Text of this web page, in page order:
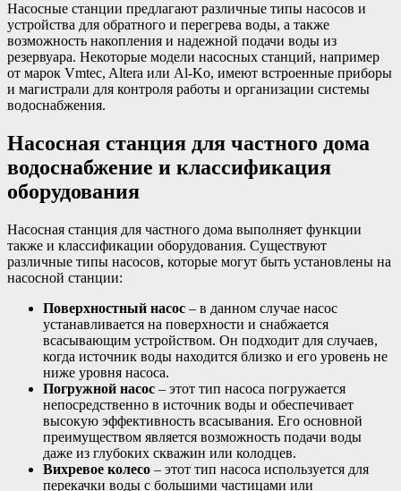
Насосные станции предлагают различные типы насосов и
устройства для обратного и перегрева воды, а также
возможность накопления и надежной подачи воды из
резервуара. Некоторые модели насосных станций, например
от марок Vmtec, Altera или Al-Ko, имеют встроенные приборы
и магистрали для контроля работы и организации системы
водоснабжения.
Насосная станция для частного дома
водоснабжение и классификация
оборудования
Насосная станция для частного дома выполняет функции
также и классификации оборудования. Существуют
различные типы насосов, которые могут быть установлены на
насосной станции:
Поверхностный насос – в данном случае насос
устанавливается на поверхности и снабжается
всасывающим устройством. Он подходит для случаев,
когда источник воды находится близко и его уровень не
ниже уровня насоса.
Погружной насос – этот тип насоса погружается
непосредственно в источник воды и обеспечивает
высокую эффективность всасывания. Его основной
преимуществом является возможность подачи воды
даже из глубоких скважин или колодцев.
Вихревое колесо – этот тип насоса используется для
перекачки воды с большими частицами или